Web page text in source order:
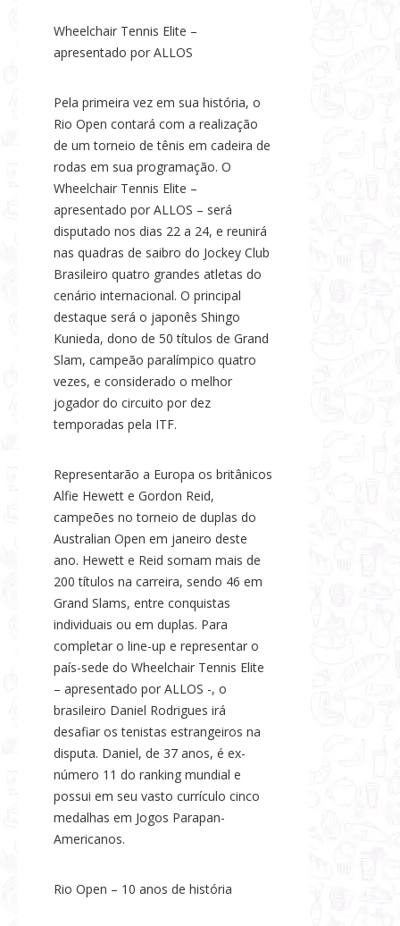
Wheelchair Tennis Elite –
apresentado por ALLOS
Pela primeira vez em sua história, o
Rio Open contará com a realização
de um torneio de tênis em cadeira de
rodas em sua programação. O
Wheelchair Tennis Elite –
apresentado por ALLOS – será
disputado nos dias 22 a 24, e reunirá
nas quadras de saibro do Jockey Club
Brasileiro quatro grandes atletas do
cenário internacional. O principal
destaque será o japonês Shingo
Kunieda, dono de 50 títulos de Grand
Slam, campeão paralímpico quatro
vezes, e considerado o melhor
jogador do circuito por dez
temporadas pela ITF.
Representarão a Europa os britânicos
Alfie Hewett e Gordon Reid,
campeões no torneio de duplas do
Australian Open em janeiro deste
ano. Hewett e Reid somam mais de
200 títulos na carreira, sendo 46 em
Grand Slams, entre conquistas
individuais ou em duplas. Para
completar o line-up e representar o
país-sede do Wheelchair Tennis Elite
– apresentado por ALLOS -, o
brasileiro Daniel Rodrigues irá
desafiar os tenistas estrangeiros na
disputa. Daniel, de 37 anos, é ex-
número 11 do ranking mundial e
possui em seu vasto currículo cinco
medalhas em Jogos Parapan-
Americanos.
Rio Open – 10 anos de história